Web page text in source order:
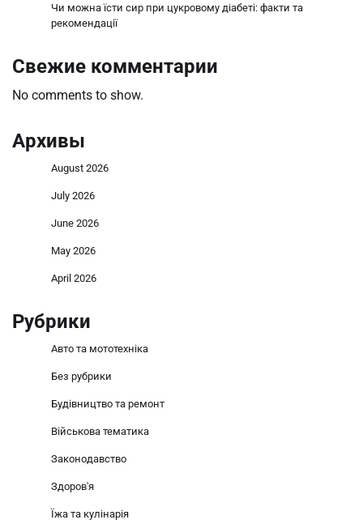
Чи можна їсти сир при цукровому діабеті: факти та
рекомендації
Свежие комментарии
No comments to show.
Архивы
August 2026
July 2026
June 2026
May 2026
April 2026
Рубрики
Авто та мототехніка
Без рубрики
Будівництво та ремонт
Військова тематика
Законодавство
Здоров'я
Їжа та кулінарія